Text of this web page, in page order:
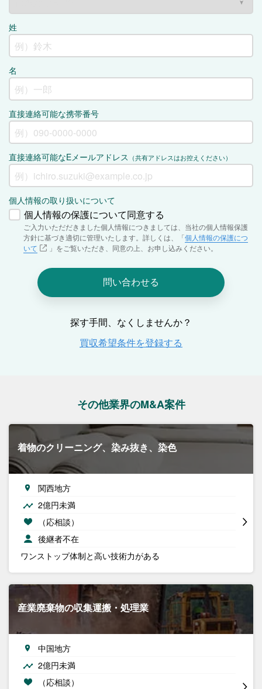
その他業界のM&A案件
着物のクリーニング、染み抜き、染色
関西地方
2億円未満
（応相談）
後継者不在
ワンストップ体制と高い技術力がある
産業廃棄物の収集運搬・処理業
中国地方
2億円未満
（応相談）